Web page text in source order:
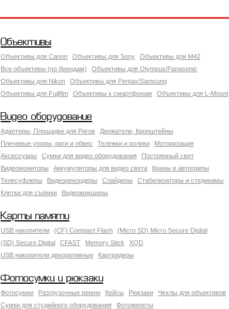
Объективы
Объективы для Canon Объективы для Sony
Объективы для M42
Все объективы (по брендам)
Объективы для Olympus/Panasonic
Объективы для Nikon
Объективы для Pentax/Samsung
Объективы для Fujifilm
Объективы к смартфонам Объективы для L-Mount
Видео оборудование
Адаптеры, Площадки для Ригов
Держатели, Кронштейны
Плечевые упоры, риги и обвес
Тележки и ролики
Моторизация
Аксессуары
Сумки для видео оборудования
Постоянный свет
Видеомониторы
Аккумуляторы для видео света
Краны и автогрипы
Телесуфлеры
Видеорекордеры Слайдеры
Стабилизаторы и стедикамы
Клетки для съёмки
Видеомикшеры
Карты памяти
USB накопители (CF) Compact Flash
(Micro SD) Micro Secure Digital
(SD) Secure Digital
CFAST Memory Stick
XQD
USB накопители декоративные
Картридеры
Фотосумки и рюкзаки
Фотосумки Разгрузочные ремни Кейсы Рюкзаки
Чехлы для объективов
Сумки для студийного оборудования
Фотожилеты